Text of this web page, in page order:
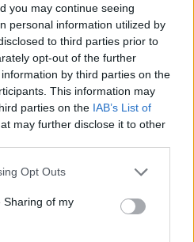
you may continue seeing
personal information utilized by
to third parties prior to
opt-out of the further
by third parties on the
This information may
parties on the IAB’s List of
may further disclose it to other
app uses one or more Google
behaviour. You may click to
and its third-party tags to
purposes in below Google
Opt Outs
Sharing of my
Sében nincs háború -
az élőszereplős Avatár
2. évadának új előzetese
| 2026.05.21 15:38
globális
változik Chris